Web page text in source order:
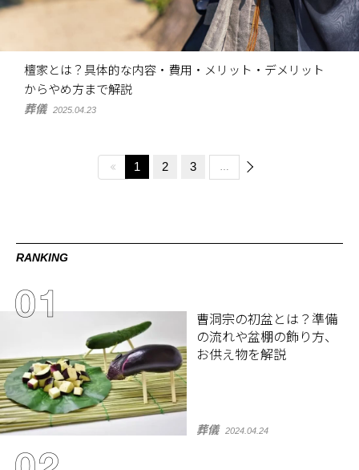
檀家とは？具体的な内容・費用・メリット・デメリット
からやめ方まで解説
葬儀 2025.04.23
1 2 3
RANKING
曹洞宗の初盆とは？準備
の流れや盆棚の飾り方、
お供え物を解説
葬儀 2024.04.24